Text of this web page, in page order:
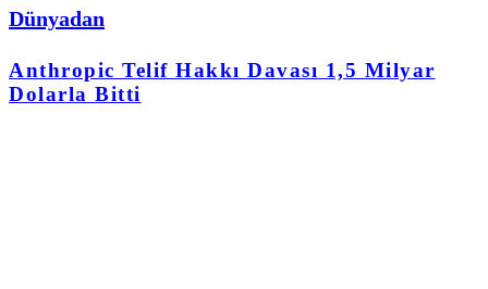
Dünyadan
Anthropic Telif Hakkı Davası 1,5 Milyar
Dolarla Bitti